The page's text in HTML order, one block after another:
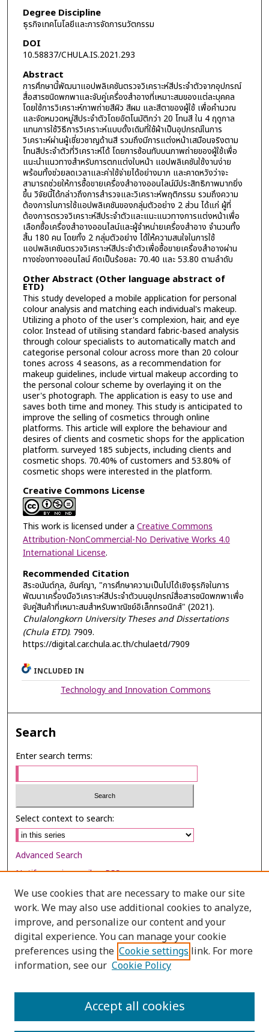
Degree Discipline
ธุรกิจเทคโนโลยีและการจัดการนวัตกรรม
DOI
10.58837/CHULA.IS.2021.293
Abstract
การศึกษานี้พัฒนาแอปพลิเคชันตรวจวิเคราะห์สีประจำตัวจากอุปกรณ์
สื่อสารชนิดพกพาและจับคู่เครื่องสำอางที่เหมาะสมของแต่ละบุคคล
โดยใช้การวิเคราะห์ภาพถ่ายสีผิว สีผม และสีตาของผู้ใช้ เพื่อคำนวณ
และจัดหมวดหมู่สีประจำตัวโดยอัตโนมัติกว่า 20 โทนสี ใน 4 ฤดูกาล
แทนการใช้วิธีการวิเคราะห์แบบดั้งเดิมที่ใช้ผ้าเป็นอุปกรณ์ในการ
วิเคราะห์ผ่านผู้เชี่ยวชาญด้านสี รวมถึงมีการแต่งหน้าเสมือนจริงตาม
โทนสีประจำตัวที่วิเคราะห์ได้ โดยการซ้อนทับบนภาพถ่ายของผู้ใช้เพื่อ
แนะนำแนวทางสำหรับการตกแต่งใบหน้า แอปพลิเคชันใช้งานง่าย
พร้อมทั้งช่วยลดเวลาและค่าใช้จ่ายได้อย่างมาก และคาดหวังว่าจะ
สามารถช่วยให้การซื้อขายเครื่องสำอางออนไลน์มีประสิทธิภาพมากยิ่ง
ขึ้น วิจัยนี้ได้กล่าวถึงการสํารวจและวิเคราะห์พฤติกรรม รวมถึงความ
ต้องการในการใช้แอปพลิเคชันของกลุ่มตัวอย่าง 2 ส่วน ได้แก่ ผู้ที่
ต้องการตรวจวิเคราะห์สีประจำตัวและแนะแนวทางการแต่งหน้าเพื่อ
เลือกซื้อเครื่องสำอางออนไลน์และผู้จำหน่ายเครื่องสำอาง จํานวนทั้ง
สิ้น 180 คน โดยทั้ง 2 กลุ่มตัวอย่าง ได้ให้ความสนใจในการใช้
แอปพลิเคชันตรวจวิเคราะห์สีประจำตัวเพื่อซื้อขายเครื่องสำอางผ่าน
ทางช่องทางออนไลน์ คิดเป็นร้อยละ 70.40 และ 53.80 ตามลําดับ
Other Abstract (Other language abstract of
ETD)
This study developed a mobile application for personal
colour analysis and matching each individual's makeup.
Utilizing a photo of the user's complexion, hair, and eye
color. Instead of utilising standard fabric-based analysis
through colour specialists to automatically match and
categorise personal colour across more than 20 colour
tones across 4 seasons, as a recommendation for
makeup guidelines, include virtual makeup according to
the personal colour scheme by overlaying it on the
user's photograph. The application is easy to use and
saves both time and money. This study is anticipated to
improve the selling of cosmetics through online
platforms. This article will explore the behaviour and
desires of clients and cosmetic shops for the application
platform. surveyed 185 subjects, including clients and
cosmetic shops. 70.40% of customers and 53.80% of
cosmetic shops were interested in the platform.
Creative Commons License
This work is licensed under a Creative Commons
Attribution-NonCommercial-No Derivative Works 4.0
International License.
Recommended Citation
สิระอนันต์กุล, อันศ์ญา, "การศึกษาความเป็นไปได้เชิงธุรกิจในการ
พัฒนาเครื่องมือวิเคราะห์สีประจำตัวบนอุปกรณ์สื่อสารชนิดพกพาเพื่อ
จับคู่สินค้าที่เหมาะสมสำหรับพาณิชย์อิเล็กทรอนิกส์" (2021).
Chulalongkorn University Theses and Dissertations
(Chula ETD). 7909.
https://digital.car.chula.ac.th/chulaetd/7909
INCLUDED IN
Technology and Innovation Commons
Search
Enter search terms:
Select context to search:
Advanced Search
Notify me via email orRSS
Browse
Collections
Disciplines
Authors
We use cookies that are necessary to make our site
work. We may also use additional cookies to analyze,
improve, and personalize our content and your
digital experience. You can manage your cookie
preferences using the Cookie settings link. For more
information, see our Cookie Policy
Accept all cookies